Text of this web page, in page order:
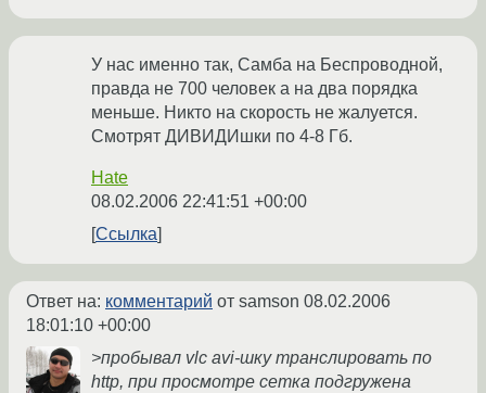
У нас именно так, Самба на Беспроводной,
правда не 700 человек а на два порядка
меньше. Никто на скорость не жалуется.
Смотрят ДИВИДИшки по 4-8 Гб.
Hate
08.02.2006 22:41:51 +00:00
Ссылка
Ответ на: комментарий от samson 08.02.2006
18:01:10 +00:00
>пробывал vlc avi-шку транслировать по
http, при просмотре сетка подгружена